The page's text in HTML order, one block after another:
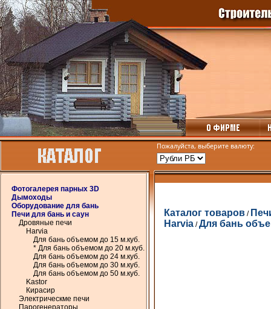
Фотогалерея парных 3D
Дымоходы
Оборудование для бань
Печи для бань и саун
Дровяные печи
Harvia
Для бань объемом до 15 м.куб.
* Для бань объемом до 20 м.куб.
Для бань объемом до 24 м.куб.
Для бань объемом до 30 м.куб.
Для бань объемом до 50 м.куб.
Kastor
Кирасир
Электрическме печи
Парогенераторы
Пожалуйста, выберите валюту:
Каталог товаров /
Harvia /Для бань